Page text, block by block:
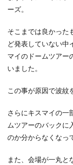
ーズ。
そこまでは良かった
ど発表していない中
マイのドームツアー
いました。
この事が原因で波紋
さらにキスマイの一
ムツアーのバックに
のか分からなくなっ
また、会場が一丸と